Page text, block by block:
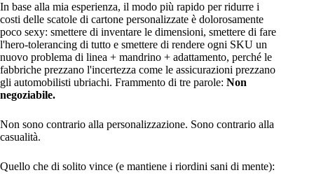
In base alla mia esperienza, il modo più rapido per ridurre i
costi delle scatole di cartone personalizzate è dolorosamente
poco sexy: smettere di inventare le dimensioni, smettere di fare
l'hero-tolerancing di tutto e smettere di rendere ogni SKU un
nuovo problema di linea + mandrino + adattamento, perché le
fabbriche prezzano l'incertezza come le assicurazioni prezzano
gli automobilisti ubriachi. Frammento di tre parole: Non
negoziabile.
Non sono contrario alla personalizzazione. Sono contrario alla
casualità.
Quello che di solito vince (e mantiene i riordini sani di mente):